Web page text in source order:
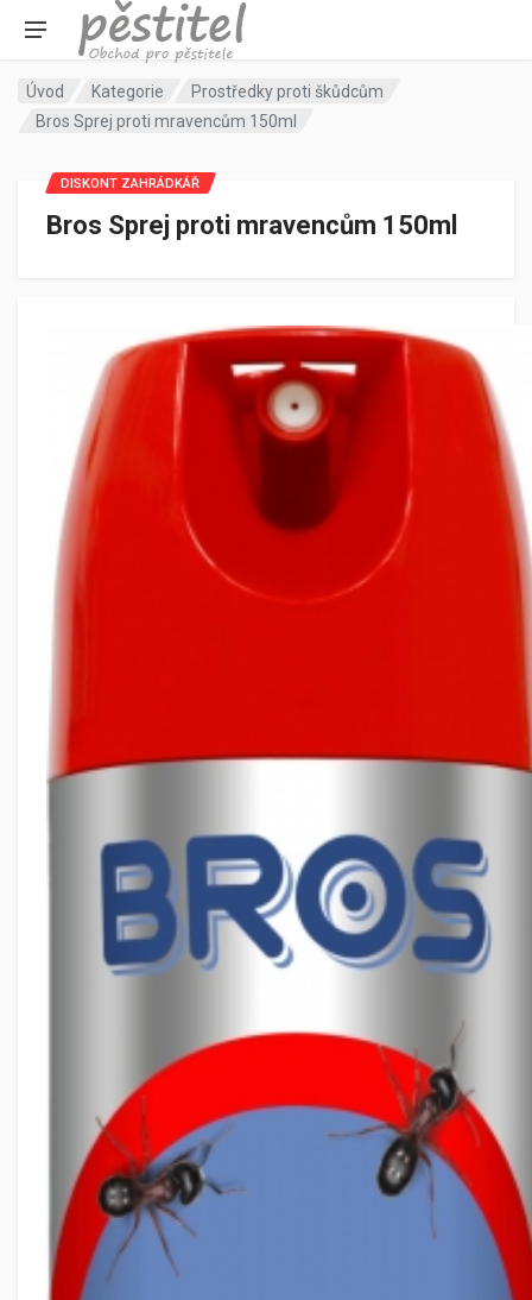
Úvod Kategorie
Prostředky proti škůdcům
Bros Sprej proti mravencům 150ml
Bros Sprej proti mravencům 150ml
DISKONT ZAHRÁDKÁŘ